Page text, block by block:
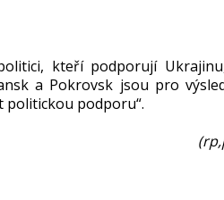
kteří podporují
a Pokrovsk jsou pro
politickou podporu“.